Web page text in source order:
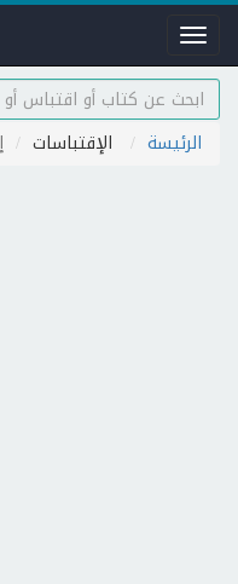
Toggle
navigation
الرئيسة الإقتباسات